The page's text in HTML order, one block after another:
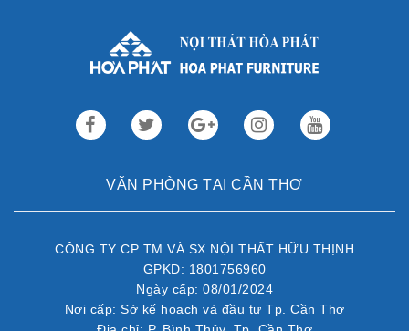
VĂN PHÒNG TẠI CẦN THƠ
CÔNG TY CP TM VÀ SX NỘI THẤT HỮU THỊNH
GPKD: 1801756960
Ngày cấp: 08/01/2024
Nơi cấp: Sở kế hoạch và đầu tư Tp. Cần Thơ